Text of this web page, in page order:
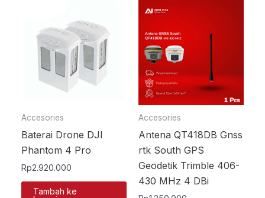
Accesories
Baterai Drone DJI
Phantom 4 Pro
Rp2.920.000
Tambah ke
Accesories
Antena QT418DB Gnss
rtk South GPS
Geodetik Trimble 406-
430 MHz 4 DBi